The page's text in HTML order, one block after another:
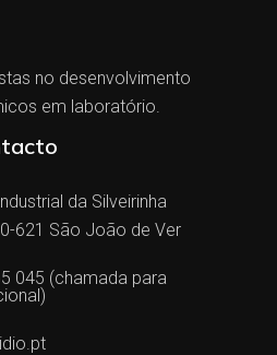
no desenvolvimento
em laboratório.
da Silveirinha
621 São João de Ver
045 (chamada para